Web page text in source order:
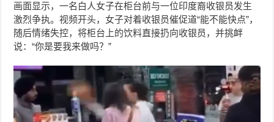
画面显示，一名白人女子在柜台前与一位印度裔收银员发生
激烈争执。视频开头，女子对着收银员催促道“能不能快点”，
随后情绪失控，将柜台上的饮料直接扔向收银员，并挑衅
说：“你是要我来做吗？”